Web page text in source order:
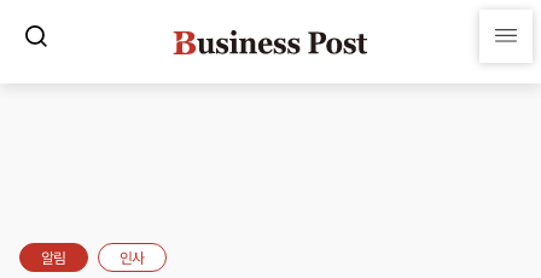
알림 인사